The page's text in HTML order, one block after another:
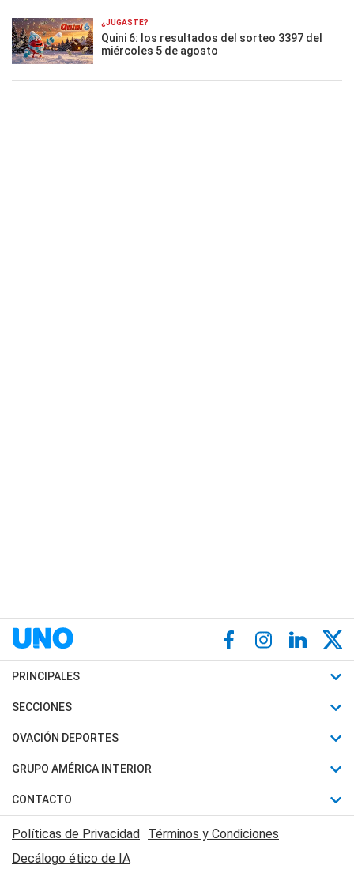
¿JUGASTE?
Quini 6: los resultados del sorteo 3397 del
miércoles 5 de agosto
PRINCIPALES
Últimas Noticias
Política
Judiciales
Economia
SECCIONES
Horóscopo
Motores
Trucos caseros
Series y Películas
Edictos y Solicitadas
OVACIÓN DEPORTES
Fútbol
Mundial
Automovilismo
Rugby
GRUPO AMÉRICA INTERIOR
Canal 7 en Vivo
CONTACTO
Acerca de Nosotros
Contactanos
Políticas de Privacidad Términos y Condiciones
Decálogo ético de IA